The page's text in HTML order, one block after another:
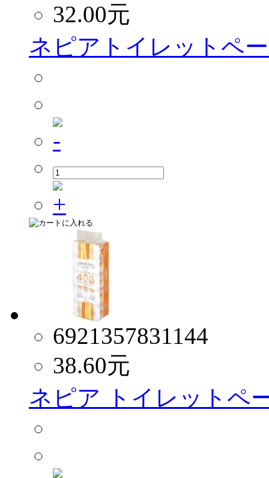
32.00元
ネピアトイレットペ
6921357831144
38.60元
ネピア トイレットペ